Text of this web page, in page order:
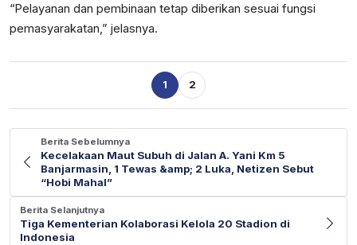
“Pelayanan dan pembinaan tetap diberikan sesuai fungsi
pemasyarakatan,” jelasnya.
1 2
Berita Sebelumnya
Kecelakaan Maut Subuh di Jalan A. Yani Km 5
Banjarmasin, 1 Tewas &amp; 2 Luka, Netizen Sebut
“Hobi Mahal”
Berita Selanjutnya
Tiga Kementerian Kolaborasi Kelola 20 Stadion di
Indonesia